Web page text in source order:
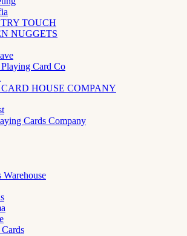
TOUCH
NUGGETS
Card Co
HOUSE COMPANY
Cards Company
Warehouse